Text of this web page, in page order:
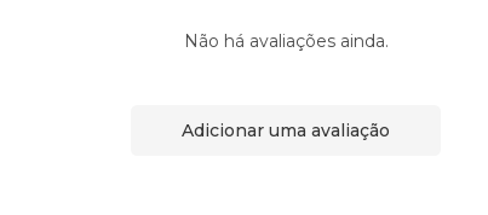
Não há avaliações ainda.
Adicionar uma avaliação